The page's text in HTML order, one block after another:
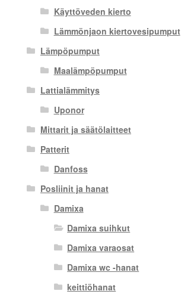
Käyttöveden kierto
Lämmönjaon kiertovesipumput
Lämpöpumput
Maalämpöpumput
Lattialämmitys
Uponor
Mittarit ja säätölaitteet
Patterit
Danfoss
Posliinit ja hanat
Damixa
Damixa suihkut
Damixa varaosat
Damixa wc -hanat
keittiöhanat